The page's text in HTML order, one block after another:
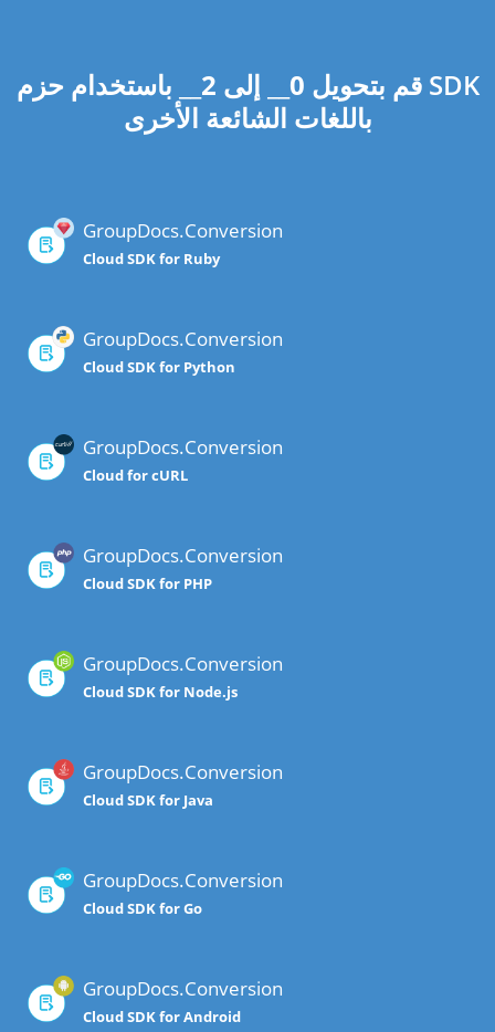
قم بتحويل 0 __ إلى 2 __ باستخدام حزم SDK
باللغات الشائعة الأخرى
GroupDocs.Conversion
Cloud SDK for Ruby
GroupDocs.Conversion
Cloud SDK for Python
GroupDocs.Conversion
Cloud for cURL
GroupDocs.Conversion
Cloud SDK for PHP
GroupDocs.Conversion
Cloud SDK for Node.js
GroupDocs.Conversion
Cloud SDK for Java
GroupDocs.Conversion
Cloud SDK for Go
GroupDocs.Conversion
Cloud SDK for Android